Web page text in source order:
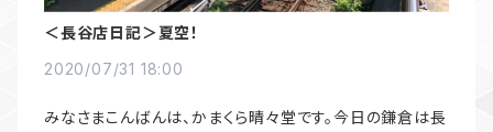
＜長谷店日記＞夏空！
2020/07/31 18:00
みなさまこんばんは、かまくら晴々堂です。今日の鎌倉は長